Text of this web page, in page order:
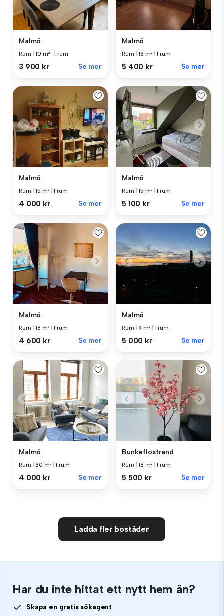
Malmö
Rum |10 m² |1 rum
3 900 kr Se mer
Malmö
Rum |13 m² |1 rum
5 400 kr Se mer
Malmö
Rum |15 m² |1 rum
4 000 kr Se mer
Malmö
Rum |15 m² |1 rum
5 100 kr Se mer
Malmö
Rum |18 m² |1 rum
4 600 kr Se mer
Malmö
Rum |9 m² 1 rum
5 000 kr Se mer
Malmö
Rum |30 m² |1 rum
4 000 kr Se mer
Bunkeflostrand
Rum |18 m² |1 rum
5 500 kr Se mer
Ladda fler bostäder
Har du inte hittat ett nytt hem än?
Skapa en gratis sökagent